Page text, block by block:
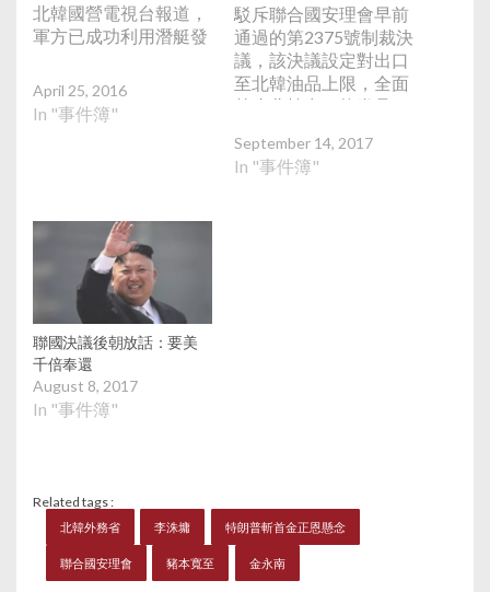
北韓國營電視台報道，
軍方已成功利用潛艇發
April 25, 2016
In "事件簿"
駁斥聯合國安理會早前
通過的第2375號制裁決
議，該決議設定對出口
至北韓油品上限，全面
禁止北韓出口紡織品。
大核武和飛彈力量，爭
取有核國家地位，進而
示，北韓豐溪里核試場
的南側和西側坑道分別
有貨車和手推車，可能
要進行挖掘工作為下一
September 14, 2017
In "事件簿"
聯國決議後朝放話：要美
千倍奉還
August 8, 2017
In "事件簿"
Related tags :
北韓外務省 李洙墉 特朗普斬首金正恩懸念
聯合國安理會 豬本寬至 金永南